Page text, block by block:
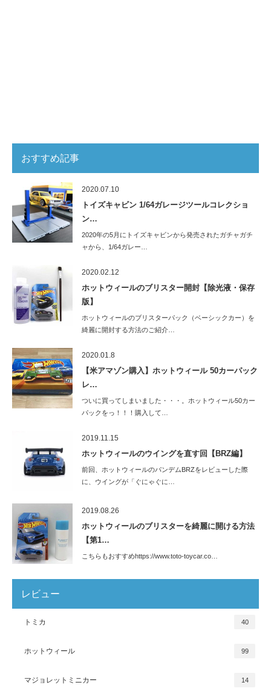
おすすめ記事
2020.07.10
トイズキャビン 1/64ガレージツールコレクショ
ン…
2020年の5月にトイズキャビンから発売されたガチャガチ
ャから、1/64ガレー…
2020.02.12
ホットウィールのブリスター開封【除光液・保存
版】
ホットウィールのブリスターパック（ベーシックカー）を
綺麗に開封する方法のご紹介…
2020.01.8
【米アマゾン購入】ホットウィール 50カーパック
レ…
ついに買ってしまいました・・・。ホットウィール50カー
パックをっ！！！購入して…
2019.11.15
ホットウィールのウイングを直す回【BRZ編】
前回、ホットウィールのパンデムBRZをレビューした際
に、ウイングが「ぐにゃぐに…
2019.08.26
ホットウィールのブリスターを綺麗に開ける方法
【第1…
こちらもおすすめhttps://www.toto-toycar.co…
レビュー
トミカ 40
ホットウィール 99
マジョレットミニカー 14